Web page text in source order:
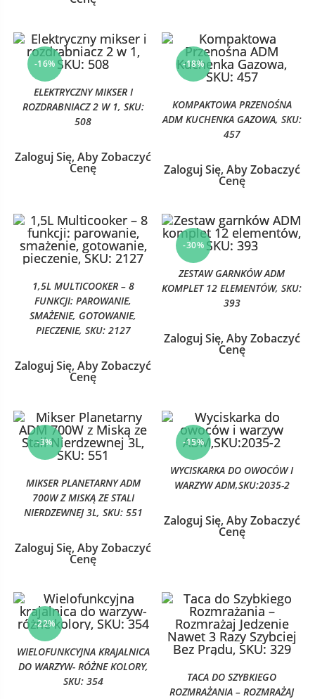
-16%
ELEKTRYCZNY MIKSER I
ROZDRABNIACZ 2 W 1, SKU:
508
Zaloguj Się, Aby Zobaczyć
Cenę
-18%
KOMPAKTOWA PRZENOŚNA
ADM KUCHENKA GAZOWA, SKU:
457
Zaloguj Się, Aby Zobaczyć
Cenę
1,5L MULTICOOKER – 8
FUNKCJI: PAROWANIE,
SMAŻENIE, GOTOWANIE,
PIECZENIE, SKU: 2127
Zaloguj Się, Aby Zobaczyć
Cenę
-30%
ZESTAW GARNKÓW ADM
KOMPLET 12 ELEMENTÓW, SKU:
393
Zaloguj Się, Aby Zobaczyć
Cenę
-3%
MIKSER PLANETARNY ADM
700W Z MISKĄ ZE STALI
NIERDZEWNEJ 3L, SKU: 551
Zaloguj Się, Aby Zobaczyć
Cenę
-15%
WYCISKARKA DO OWOCÓW I
WARZYW ADM,SKU:2035-2
Zaloguj Się, Aby Zobaczyć
Cenę
-22%
WIELOFUNKCYJNA KRAJALNICA
DO WARZYW- RÓŻNE KOLORY,
SKU: 354
TACA DO SZYBKIEGO
ROZMRAŻANIA – ROZMRAŻAJ